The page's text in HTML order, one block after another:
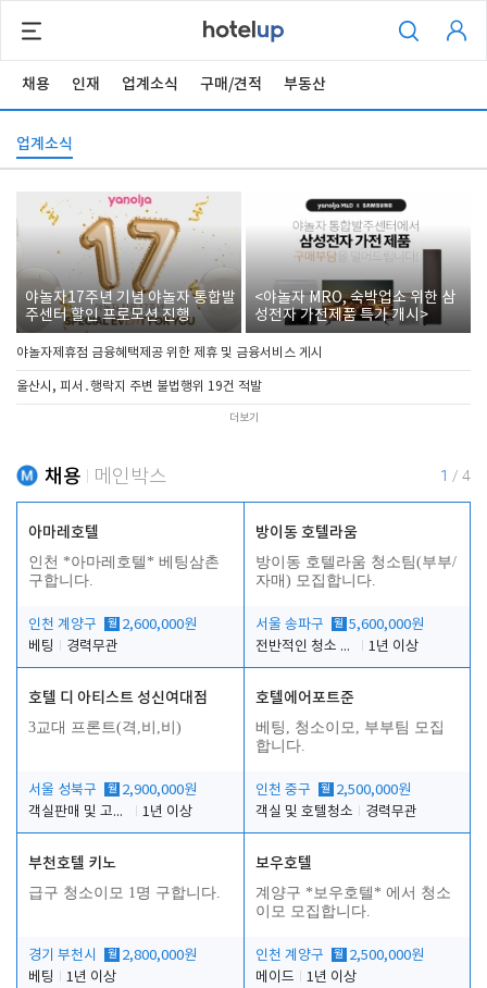
채용 인재 업계소식 구매/견적 부동산
업계소식
야놀자17주년 기념 야놀자 통합발
주센터 할인 프로모션 진행
<야놀자 MRO, 숙박업소 위한 삼
성전자 가전제품 특가 개시>
야놀자제휴점 금융혜택제공 위한 제휴 및 금융서비스 게시
울산시, 피서․행락지 주변 불법행위 19건 적발
더보기
채용 메인박스 1 / 4
아마레호텔
인천 *아마레호텔* 베팅삼촌
구합니다.
인천 계양구 월 2,600,000원
베팅
경력무관
방이동 호텔라움
방이동 호텔라움 청소팀(부부/
자매) 모집합니다.
서울 송파구 월 5,600,000원
전반적인 청소 업무(객실청소.객실정리)
1년 이상
호텔 디 아티스트 성신여대점
3교대 프론트(격,비,비)
서울 성북구 월 2,900,000원
객실판매 및 고객응대
1년 이상
호텔에어포트준
베팅, 청소이모, 부부팀 모집
합니다.
인천 중구 월 2,500,000원
객실 및 호텔청소
경력무관
부천호텔 키노
급구 청소이모 1명 구합니다.
경기 부천시 월 2,800,000원
베팅
1년 이상
보우호텔
계양구 *보우호텔* 에서 청소
이모 모집합니다.
인천 계양구 월 2,500,000원
메이드
1년 이상